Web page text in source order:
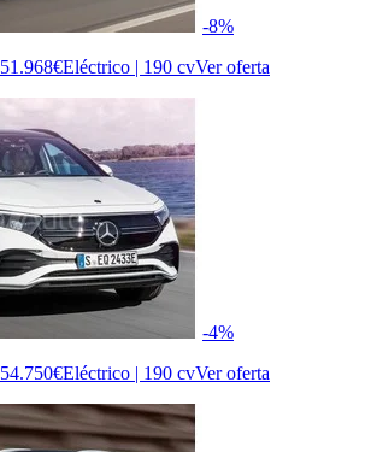
-8%
51.968€Eléctrico | 190 cvVer oferta
-4%
54.750€Eléctrico | 190 cvVer oferta